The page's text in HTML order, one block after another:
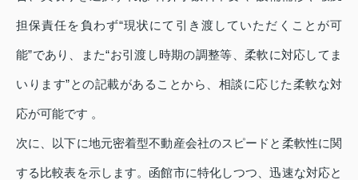
担保責任を負わず“現状にて引き渡していただくことが可
能”であり、また“お引渡し時期の調整等、柔軟に対応してま
いります”との記載があることから、相談に応じた柔軟な対
応が可能です 。
次に、以下に地元密着型不動産会社のスピードと柔軟性に関
する比較表を示します。函館市に特化しつつ、迅速な対応と